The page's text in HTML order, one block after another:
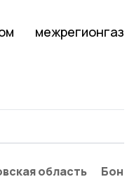
межрегионгаз
область